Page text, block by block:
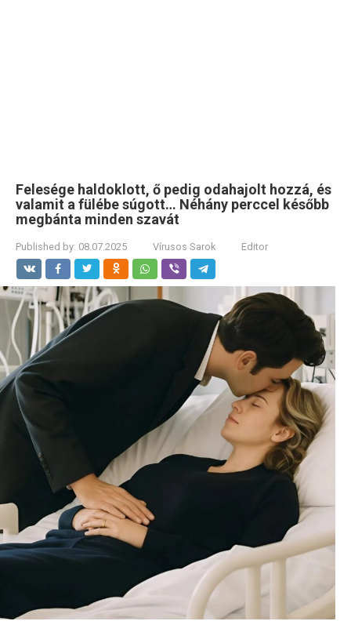
Felesége haldoklott, ő pedig odahajolt hozzá, és
valamit a fülébe súgott… Néhány perccel később
megbánta minden szavát
Published by: 08.07.2025 Vírusos Sarok Editor